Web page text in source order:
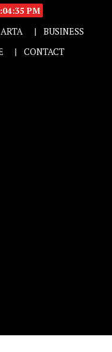
PM
ARTA
BUSINESS
CONTACT